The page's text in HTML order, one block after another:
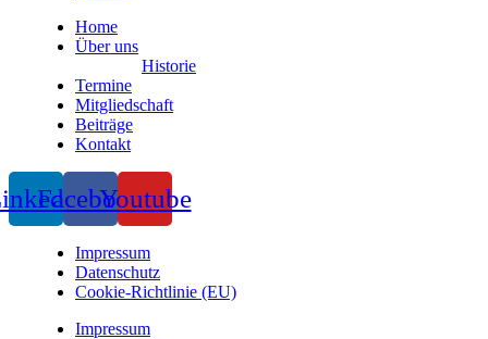
Home
Über uns
Historie
Termine
Mitgliedschaft
Beiträge
Kontakt
FacebookYoutube
Impressum
Datenschutz
Cookie-Richtlinie (EU)
Impressum